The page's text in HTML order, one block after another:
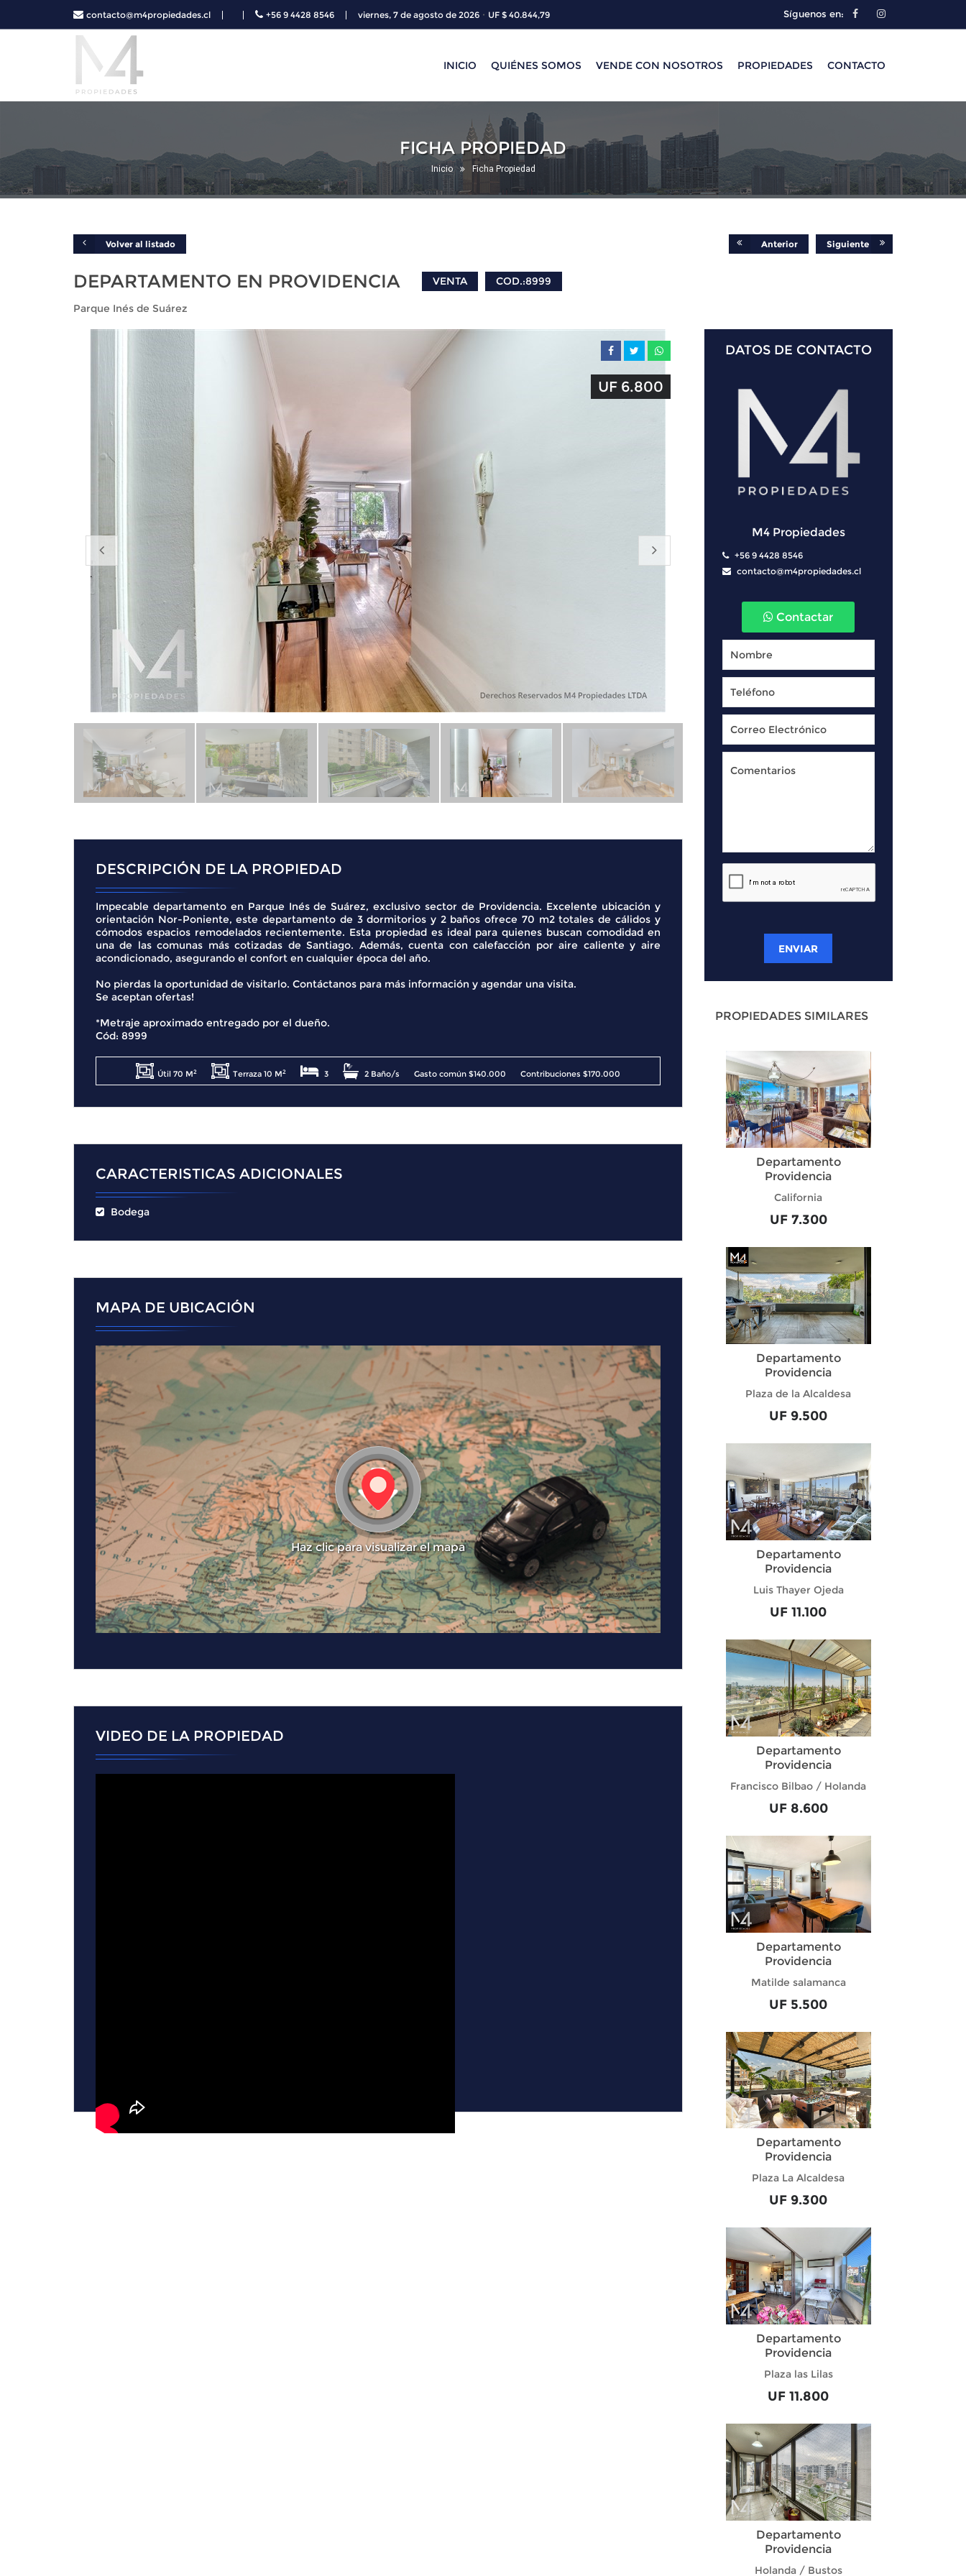
contacto@m4propiedades.cl +56 9 4428 8546 viernes, 7 de agosto de 2026 · UF $ 40.844,79 Síguenos en:
INICIO QUIÉNES SOMOS VENDE CON NOSOTROS PROPIEDADES CONTACTO
FICHA PROPIEDAD
Inicio Ficha Propiedad
Volver al listado Anterior Siguiente
DEPARTAMENTO EN PROVIDENCIA VENTA COD.:8999
Parque Inés de Suárez
UF 6.800
DESCRIPCIÓN DE LA PROPIEDAD
Impecable departamento en Parque Inés de Suárez, exclusivo sector de Providencia. Excelente ubicación y
orientación Nor-Poniente, este departamento de 3 dormitorios y 2 baños ofrece 70 m2 totales de cálidos y
cómodos espacios remodelados recientemente. Esta propiedad es ideal para quienes buscan comodidad en
una de las comunas más cotizadas de Santiago. Además, cuenta con calefacción por aire caliente y aire
acondicionado, asegurando el confort en cualquier época del año.
No pierdas la oportunidad de visitarlo. Contáctanos para más información y agendar una visita.
Se aceptan ofertas!
*Metraje aproximado entregado por el dueño.
Cód: 8999
Útil 70 M2 Terraza 10 M2 3 2 Baño/s Gasto común $140.000 Contribuciones $170.000
CARACTERISTICAS ADICIONALES
Bodega
MAPA DE UBICACIÓN
Haz clic para visualizar el mapa
VIDEO DE LA PROPIEDAD
DATOS DE CONTACTO
M4 Propiedades
+56 9 4428 8546
contacto@m4propiedades.cl
Contactar
ENVIAR
PROPIEDADES SIMILARES
Departamento
Providencia
California
UF 7.300
Departamento
Providencia
Plaza de la Alcaldesa
UF 9.500
Departamento
Providencia
Luis Thayer Ojeda
UF 11.100
Departamento
Providencia
Francisco Bilbao / Holanda
UF 8.600
Departamento
Providencia
Matilde salamanca
UF 5.500
Departamento
Providencia
Plaza La Alcaldesa
UF 9.300
Departamento
Providencia
Plaza las Lilas
UF 11.800
Departamento
Providencia
Holanda / Bustos